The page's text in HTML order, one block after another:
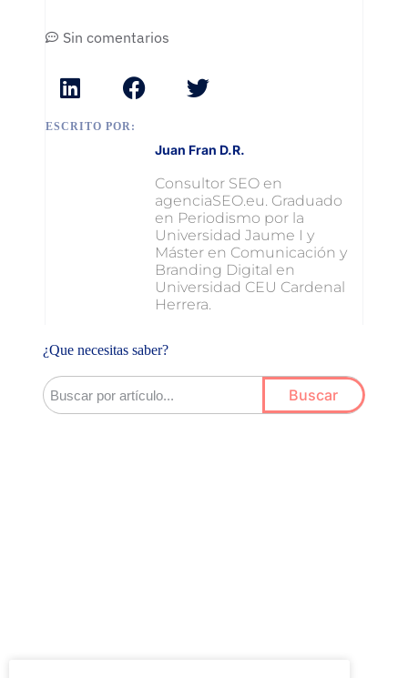
Sin comentarios
ESCRITO POR:
Juan Fran D.R.
Consultor SEO en
agenciaSEO.eu. Graduado
en Periodismo por la
Universidad Jaume I y
Máster en Comunicación y
Branding Digital en
Universidad CEU Cardenal
Herrera.
¿Que necesitas saber?
Buscar